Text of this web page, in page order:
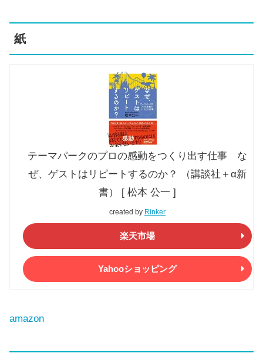
紙
テーマパークのプロの感動をつくり出す仕事 な
ぜ、ゲストはリピートするのか？ （講談社＋α新
書） [ 松本 公一 ]
created by Rinker
楽天市場
Yahooショッピング
amazon